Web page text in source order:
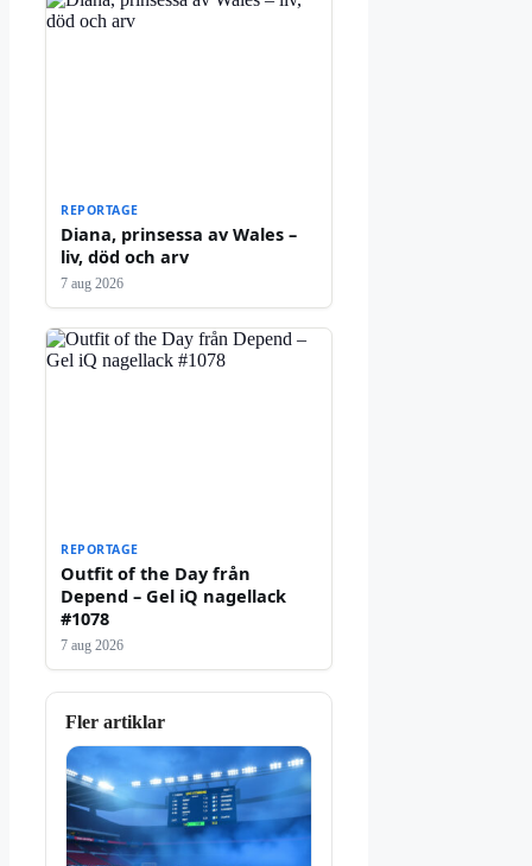
REPORTAGE
Diana, prinsessa av Wales –
liv, död och arv
7 aug 2026
REPORTAGE
Outfit of the Day från
Depend – Gel iQ nagellack
#1078
7 aug 2026
Fler artiklar